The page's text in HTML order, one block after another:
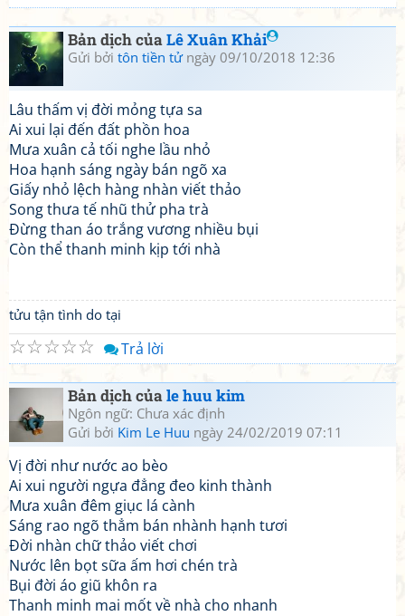
Bản dịch củaLê Xuân Khải
Gửi bởi tôn tiền tửngày 09/10/2018 12:36
Lâu thấm vị đời mỏng tựa sa
Ai xui lại đến đất phồn hoa
Mưa xuân cả tối nghe lầu nhỏ
Hoa hạnh sáng ngày bán ngõ xa
Giấy nhỏ lệch hàng nhàn viết thảo
Song thưa tế nhũ thử pha trà
Đừng than áo trắng vương nhiều bụi
Còn thể thanh minh kịp tới nhà
tửu tận tình do tại
☆
☆
☆
☆
☆ Trả lời
Bản dịch củale huu kim
Ngôn ngữ: Chưa xác định
Gửi bởi Kim Le Huu ngày 24/02/2019 07:11
Vị đời như nước ao bèo
Ai xui người ngựa đẳng đeo kinh thành
Mưa xuân đêm giục lá cành
Sáng rao ngõ thẳm bán nhành hạnh tươi
Đời nhàn chữ thảo viết chơi
Nước lên bọt sữa ấm hơi chén trà
Bụi đời áo giũ khôn ra
Thanh minh mai mốt về nhà cho nhanh